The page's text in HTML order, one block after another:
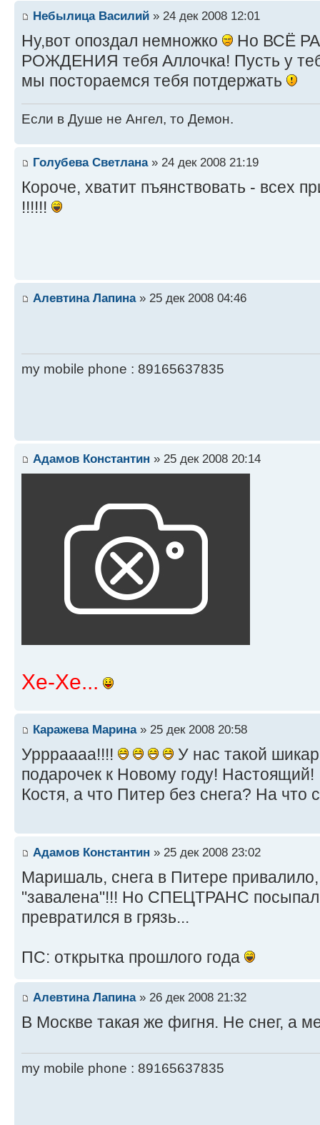
Небылица Василий » 24 дек 2008 12:01
Ну,вот опоздал немножко
Но ВСЁ
РОЖДЕНИЯ тебя Аллочка! Пусть у
мы постораемся тебя потдержать
Если в Душе не Ангел, то Демон.
Голубева Светлана» 24 дек 2008 21:19
Короче, хватит пъянствовать - всех
!!!!!!
Алевтина Лапина» 25 дек 2008 04:46
my mobile phone : 89165637835
Адамов Константин » 25 дек 2008 20:14
Хе-Хе...
Каражева Марина» 25 дек 2008 20:58
Уррраааа!!!!
У нас такой
подарочек к Новому году! Настоящий!
Костя, а что Питер без снега? На что
Адамов Константин » 25 дек 2008 23:02
Маришаль, снега в Питере
"завалена"!!! Но СПЕЦТРАНС посыпал
превратился в грязь...
ПС: открытка прошлого года
Алевтина Лапина» 26 дек 2008 21:32
В Москве такая же фигня. Не снег, а
my mobile phone : 89165637835